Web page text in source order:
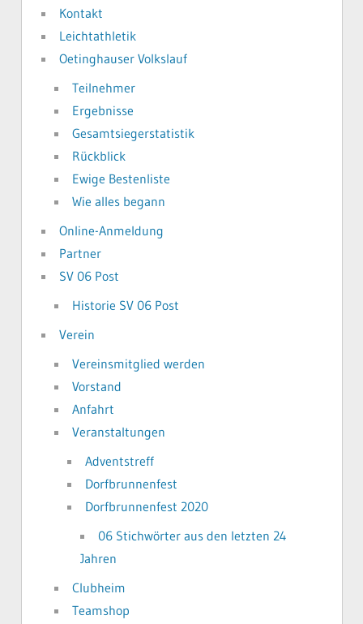
Kontakt
Leichtathletik
Oetinghauser Volkslauf
Teilnehmer
Ergebnisse
Gesamtsiegerstatistik
Rückblick
Ewige Bestenliste
Wie alles begann
Online-Anmeldung
Partner
SV 06 Post
Historie SV 06 Post
Verein
Vereinsmitglied werden
Vorstand
Anfahrt
Veranstaltungen
Adventstreff
Dorfbrunnenfest
Dorfbrunnenfest 2020
06 Stichwörter aus den letzten 24
Jahren
Clubheim
Teamshop